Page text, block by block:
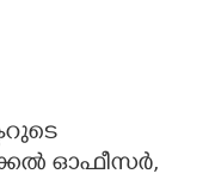
ഓഫീസർ,